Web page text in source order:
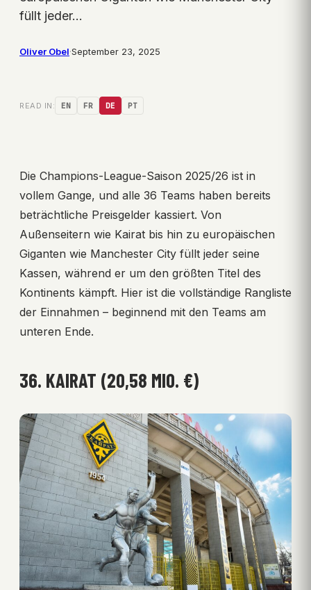
füllt jeder…
Oliver Obel·September 23, 2025
READ IN: EN FR DE PT
Die Champions-League-Saison 2025/26 ist in
vollem Gange, und alle 36 Teams haben bereits
beträchtliche Preisgelder kassiert. Von
Außenseitern wie Kairat bis hin zu europäischen
Giganten wie Manchester City füllt jeder seine
Kassen, während er um den größten Titel des
Kontinents kämpft. Hier ist die vollständige Rangliste
der Einnahmen – beginnend mit den Teams am
unteren Ende.
36. KAIRAT (20,58 MIO. €)